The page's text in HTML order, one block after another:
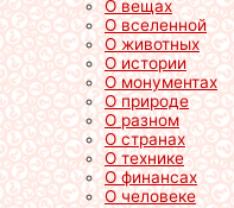
О вещах
О вселенной
О животных
О истории
О монументах
О природе
О разном
О странах
О технике
О финансах
О человеке